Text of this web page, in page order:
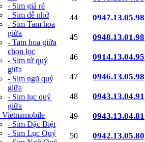
- Sim giá rẻ
- Sim dễ nhớ
- Sim Tam hoa
giữa
- Tam hoa giữa
chọn lọc
- Sim tứ quý
giữa
- Sim ngũ quý
giữa
- Sim lục quý
giữa
Vietnamobile
- Sim Đặc Biệt
- Sim Lục Quý
44
0947.13.05.98
45
0948.13.01.98
46
0914.13.04.95
47
0946.13.05.98
48
0943.13.04.91
49
0943.13.04.81
50
0942.13.05.80